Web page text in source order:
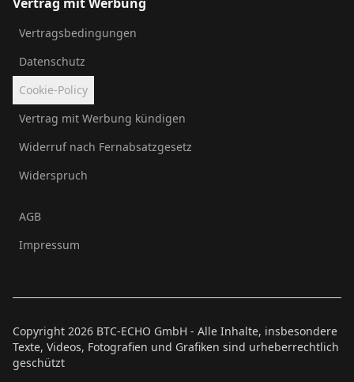
Vertrag mit Werbung
Vertragsbedingungen
Datenschutz
Cookie-Policy
Vertrag mit Werbung kündigen
Widerruf nach Fernabsatzgesetz
Widerspruch
AGB
Impressum
Copyright 2026 BTC-ECHO GmbH - Alle Inhalte, insbesondere
Texte, Videos, Fotografien und Grafiken sind urheberrechtlich
geschützt